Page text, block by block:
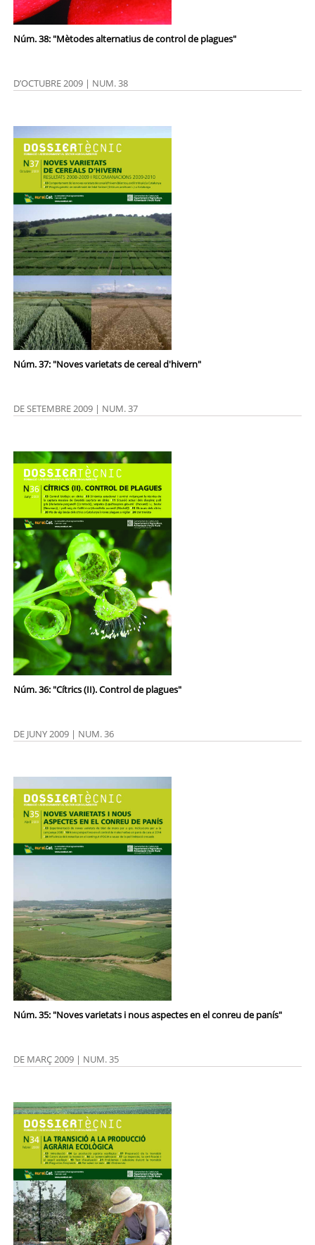
Núm. 38: "Mètodes alternatius de control de plagues"
D’OCTUBRE 2009 | NUM. 38
Núm. 37: "Noves varietats de cereal d'hivern"
DE SETEMBRE 2009 | NUM. 37
Núm. 36: "Cítrics (II). Control de plagues"
DE JUNY 2009 | NUM. 36
Núm. 35: "Noves varietats i nous aspectes en el conreu de panís"
DE MARÇ 2009 | NUM. 35